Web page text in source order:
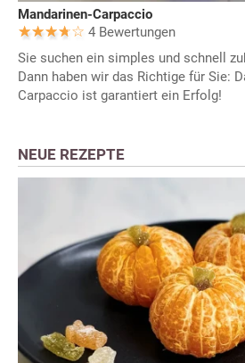
Mandarinen-Carpaccio
4 Bewertungen
Sie suchen ein simples und schnell
Dann haben wir das Richtige für Sie:
Carpaccio ist garantiert ein Erfolg!
NEUE REZEPTE